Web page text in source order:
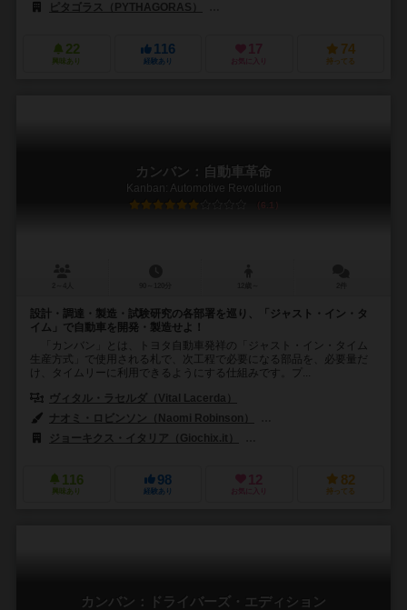
ピタゴラス（PYTHAGORAS）
22
興味あり
116
経験あり
17
お気に入り
74
持ってる
カンバン：自動車革命
Kanban: Automotive Revolution
6.1
設計・調達・製造・試験研究の各部署を巡り、「ジャスト・イン・タ
イム」で自動車を開発・製造せよ！
「カンバン」とは、トヨタ自動車発祥の「ジャスト・イン・タイム
生産方式」で使用される札で、次工程で必要になる部品を、必要量だ
け、タイムリーに利用できるようにする仕組みです。プ...
ヴィタル・ラセルダ（Vital Lacerda）
ナオミ・ロビンソン（Naomi Robinson）
ジョーキクス・イタリア（Giochix.it）
116
興味あり
98
経験あり
12
お気に入り
82
持ってる
カンバン：ドライバーズ・エディション